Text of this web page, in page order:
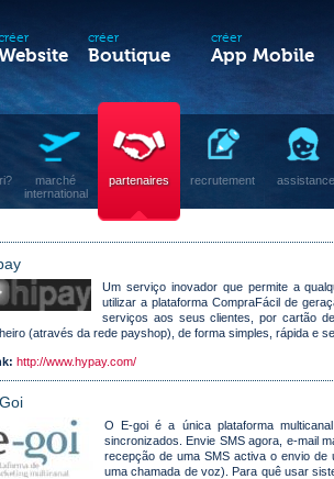
créer
Boutique
créer
App Mobile
marché
international
partenaires recrutement assistance
Um serviço inovador que permite a
utilizar a plataforma CompraFácil de
serviços aos seus clientes, por cartão
(através da rede payshop), de forma simples, rápida e
http://www.hypay.com/
O E-goi é a única plataforma
sincronizados. Envie SMS agora, e-mail
recepção de uma SMS activa o envio
uma chamada de voz). Para quê usar